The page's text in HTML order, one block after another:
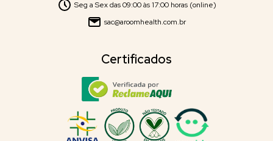
Seg a Sex das 09:00 às 17:00 horas (online)
sac@aroomhealth.com.br
Certificados